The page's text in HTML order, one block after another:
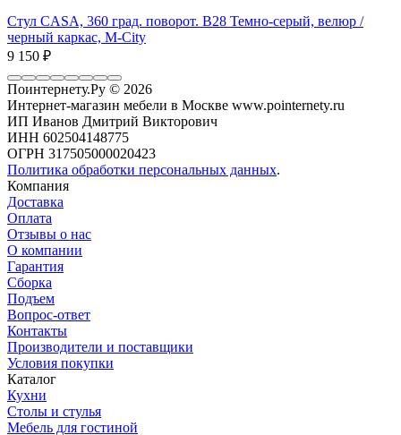
Стул CASA, 360 град. поворот. B28 Темно-серый, велюр /
черный каркас, М-City
9 150 ₽
Поинтернету.Ру © 2026
Интернет-магазин мебели в Москве www.pointernety.ru
ИП Иванов Дмитрий Викторович
ИНН 602504148775
ОГРН 317505000020423
Политика обработки персональных данных.
Компания
Доставка
Оплата
Отзывы о нас
О компании
Гарантия
Сборка
Подъем
Вопрос-ответ
Контакты
Производители и поставщики
Условия покупки
Каталог
Кухни
Столы и стулья
Мебель для гостиной